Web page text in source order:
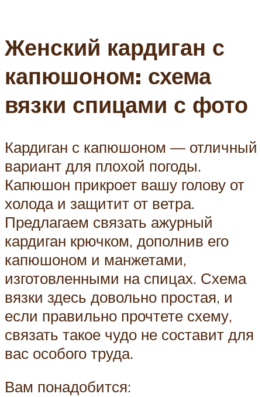
Женский кардиган с
капюшоном: схема
вязки спицами с фото
Кардиган с капюшоном — отличный
вариант для плохой погоды.
Капюшон прикроет вашу голову от
холода и защитит от ветра.
Предлагаем связать ажурный
кардиган крючком, дополнив его
капюшоном и манжетами,
изготовленными на спицах. Схема
вязки здесь довольно простая, и
если правильно прочтете схему,
связать такое чудо не составит для
вас особого труда.
Вам понадобится: